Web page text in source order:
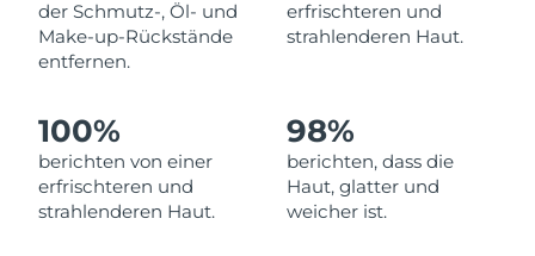
der Schmutz-, Öl- und
Make-up-Rückstände
entfernen.
erfrischteren und
strahlenderen Haut.
100%
berichten von einer
erfrischteren und
strahlenderen Haut.
98%
berichten, dass die
Haut, glatter und
weicher ist.
Libanon
Erwartete Lieferung
10/08/2026
Luxemburg
Erwartete Lieferung
09/08/2026